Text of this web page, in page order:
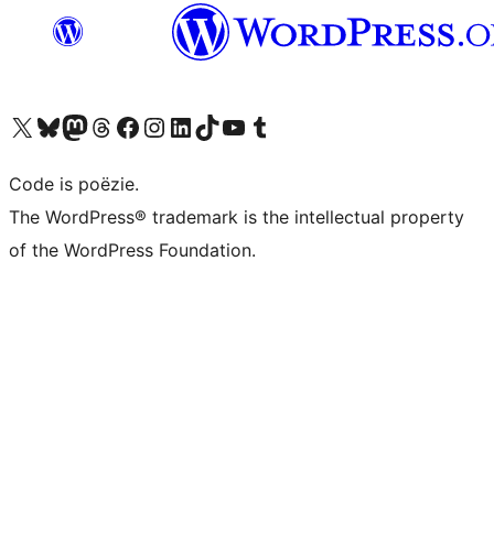
Bezoek ons X (voorheen Twitter) account
Bezoek ons Bluesky account
Bezoek ons Mastodon account
Bezoek ons Threads account
Onze Facebook pagina bezoeken
Bezoek ons Instagram account
Bezoek ons LinkedIn account
Bezoek ons TikTok account
Bezoek ons YouTube kanaalBezoek ons Tumblr account
Code is poëzie.
The WordPress® trademark is the intellectual property
of the WordPress Foundation.